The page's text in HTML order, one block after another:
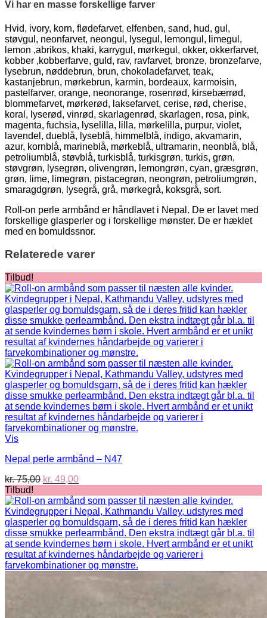
Vi har en masse forskellige farver
Hvid, ivory, korn, flødefarvet, elfenben, sand, hud, gul,
støvgul, neonfarvet, neongul, lysegul, lemongul, limegul,
lemon ,abrikos, khaki, karrygul, mørkegul, okker, okkerfarvet,
kobber ,kobberfarve, guld, rav, ravfarvet, bronze, bronzefarve,
lysebrun, nøddebrun, brun, chokoladefarvet, teak,
kastanjebrun, mørkebrun, karmin, bordeaux, karmoisin,
pastelfarver, orange, neonorange, rosenrød, kirsebærrød,
blommefarvet, mørkerød, laksefarvet, cerise, rød, cherise,
koral, lyserød, vinrød, skarlagenrød, skarlagen, rosa, pink,
magenta, fuchsia, lyselilla, lilla, mørkelilla, purpur, violet,
lavendel, dueblå, lyseblå, himmelblå, indigo, akvamarin,
azur, kornblå, marineblå, mørkeblå, ultramarin, neonblå, blå,
petroliumblå, støvblå, turkisblå, turkisgrøn, turkis, grøn,
støvgrøn, lysegrøn, olivengrøn, lemongrøn, cyan, græsgrøn,
grøn, lime, limegrøn, pistacegrøn, neongrøn, petroliumgrøn,
smaragdgrøn, lysegrå, grå, mørkegrå, koksgrå, sort.
Roll-on perle armbånd er håndlavet i Nepal. De er lavet med
forskellige glasperler og i forskellige mønster. De er hæklet
med en bomuldssnor.
Relaterede varer
Tilbud!
Vis
Nepal perle armbånd – N47
kr.75,00 Den
pris
var:
kr. 75,00.
kr. 49,00Den
pris
er:
kr. 49,00.
Tilbud!